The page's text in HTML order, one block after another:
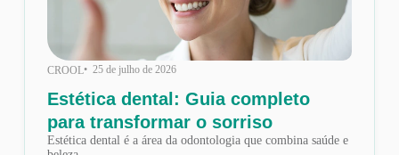
CROOL• 25 de julho de 2026
Estética dental: Guia completo
para transformar o sorriso
Estética dental é a área da odontologia que combina saúde e